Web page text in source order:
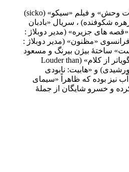
وحش» و فیلم «سیکو» (sicko
)
شکوفنده) ، سریال «بادبان
های جزیره» (مدیر دوبلاژ :
«مظنون» (مدیر دوبلاژ :
دور است» ساختۀ بیژن بیرنگ و مسعود
از کلام» (Louder than
هر 2 اثر: شوکت حجت ، تاریخ دوبله هر 2 اثر: پاییز سال 1394 خورشیدی) و «هابیت: نابودی
نیز بوده که ظاهراً «سیمای
صحبت کرده و خسرو شایگان از جملۀ